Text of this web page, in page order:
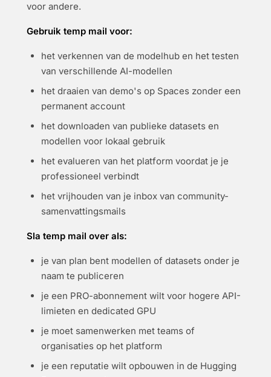
voor andere.
Gebruik temp mail voor:
het verkennen van de modelhub en het testen
van verschillende AI-modellen
het draaien van demo's op Spaces zonder een
permanent account
het downloaden van publieke datasets en
modellen voor lokaal gebruik
het evalueren van het platform voordat je je
professioneel verbindt
het vrijhouden van je inbox van community-
samenvattingsmails
Sla temp mail over als:
je van plan bent modellen of datasets onder je
naam te publiceren
je een PRO-abonnement wilt voor hogere API-
limieten en dedicated GPU
je moet samenwerken met teams of
organisaties op het platform
je een reputatie wilt opbouwen in de Hugging